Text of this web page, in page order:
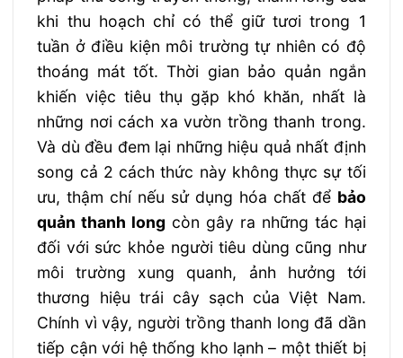
khi thu hoạch chỉ có thể giữ tươi trong 1
tuần ở điều kiện môi trường tự nhiên có độ
thoáng mát tốt. Thời gian bảo quản ngắn
khiến việc tiêu thụ gặp khó khăn, nhất là
những nơi cách xa vườn trồng thanh trong.
Và dù đều đem lại những hiệu quả nhất định
song cả 2 cách thức này không thực sự tối
ưu, thậm chí nếu sử dụng hóa chất để bảo
quản thanh long còn gây ra những tác hại
đối với sức khỏe người tiêu dùng cũng như
môi trường xung quanh, ảnh hưởng tới
thương hiệu trái cây sạch của Việt Nam.
Chính vì vậy, người trồng thanh long đã dần
tiếp cận với hệ thống kho lạnh – một thiết bị